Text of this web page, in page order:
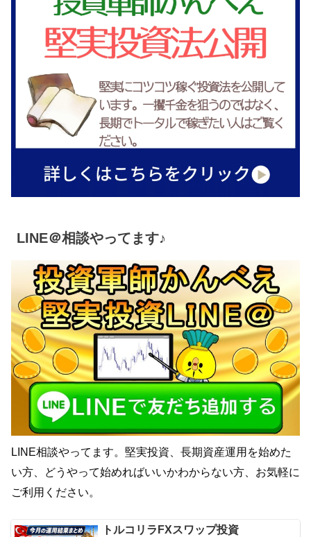
LINE＠相談やってます♪
LINE相談やってます。堅実投資、長期資産運用を始めた
い方、どうやって始めればいいかわからない方、お気軽に
ご利用ください。
トルコリラFXスワップ投資